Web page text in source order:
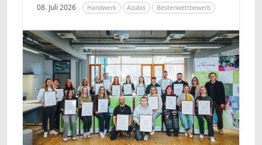
08. Juli 2026 Handwerk Azubis Bestenwettbewerb